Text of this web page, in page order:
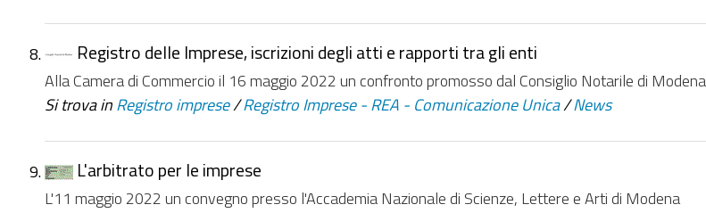
Registro delle Imprese, iscrizioni degli atti e rapporti tra gli enti
Alla Camera di Commercio il 16 maggio 2022 un confronto promosso dal Consiglio Notarile di Modena
Si trova in Registro imprese /Registro Imprese - REA - Comunicazione Unica /News
L'arbitrato per le imprese
L'11 maggio 2022 un convegno presso l'Accademia Nazionale di Scienze, Lettere e Arti di Modena